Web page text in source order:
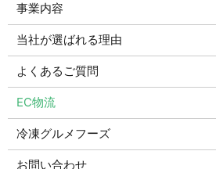
事業内容
当社が選ばれる理由
よくあるご質問
EC物流
冷凍グルメフーズ
お問い合わせ